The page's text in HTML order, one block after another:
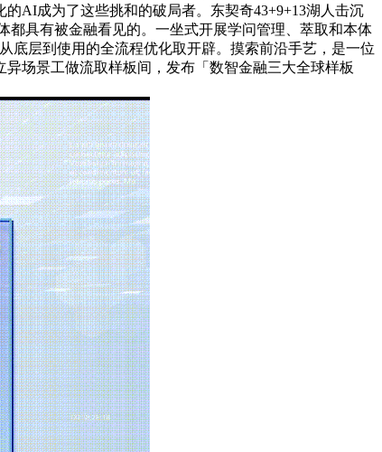
AI成为了这些挑和的破局者。东契奇43+9+13湖人击沉
具有被金融看见的。一坐式开展学问管理、萃取和本体
底层到使用的全流程优化取开辟。摸索前沿手艺，是一位
场景工做流取样板间，发布「数智金融三大全球样板